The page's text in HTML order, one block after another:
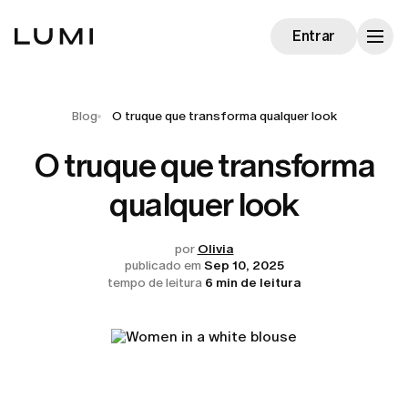
Entrar
Blog O truque que transforma qualquer look
O truque que transforma
qualquer look
por Olivia
publicado em Sep 10, 2025
tempo de leitura 6 min de leitura